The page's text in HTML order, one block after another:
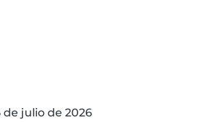
de julio de 2026